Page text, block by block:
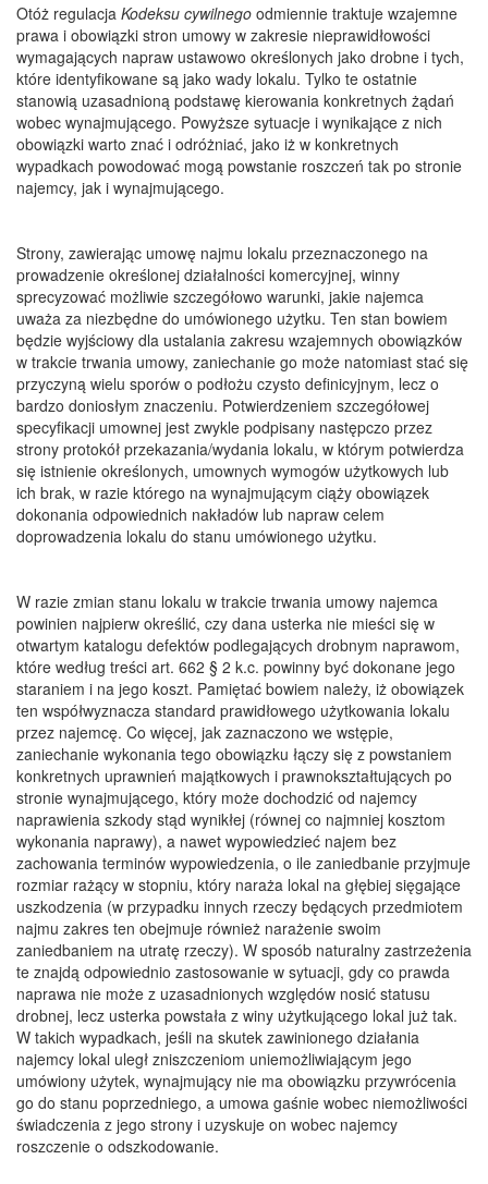
Otóż regulacja Kodeksu cywilnego odmiennie traktuje wzajemne
prawa i obowiązki stron umowy w zakresie nieprawidłowości
wymagających napraw ustawowo określonych jako drobne i tych,
które identyfikowane są jako wady lokalu. Tylko te ostatnie
stanowią uzasadnioną podstawę kierowania konkretnych żądań
wobec wynajmującego. Powyższe sytuacje i wynikające z nich
obowiązki warto znać i odróżniać, jako iż w konkretnych
wypadkach powodować mogą powstanie roszczeń tak po stronie
najemcy, jak i wynajmującego.
Strony, zawierając umowę najmu lokalu przeznaczonego na
prowadzenie określonej działalności komercyjnej, winny
sprecyzować możliwie szczegółowo warunki, jakie najemca
uważa za niezbędne do umówionego użytku. Ten stan bowiem
będzie wyjściowy dla ustalania zakresu wzajemnych obowiązków
w trakcie trwania umowy, zaniechanie go może natomiast stać się
przyczyną wielu sporów o podłożu czysto definicyjnym, lecz o
bardzo doniosłym znaczeniu. Potwierdzeniem szczegółowej
specyfikacji umownej jest zwykle podpisany następczo przez
strony protokół przekazania/wydania lokalu, w którym potwierdza
się istnienie określonych, umownych wymogów użytkowych lub
ich brak, w razie którego na wynajmującym ciąży obowiązek
dokonania odpowiednich nakładów lub napraw celem
doprowadzenia lokalu do stanu umówionego użytku.
W razie zmian stanu lokalu w trakcie trwania umowy najemca
powinien najpierw określić, czy dana usterka nie mieści się w
otwartym katalogu defektów podlegających drobnym naprawom,
które według treści art. 662 § 2 k.c. powinny być dokonane jego
staraniem i na jego koszt. Pamiętać bowiem należy, iż obowiązek
ten współwyznacza standard prawidłowego użytkowania lokalu
przez najemcę. Co więcej, jak zaznaczono we wstępie,
zaniechanie wykonania tego obowiązku łączy się z powstaniem
konkretnych uprawnień majątkowych i prawnokształtujących po
stronie wynajmującego, który może dochodzić od najemcy
naprawienia szkody stąd wynikłej (równej co najmniej kosztom
wykonania naprawy), a nawet wypowiedzieć najem bez
zachowania terminów wypowiedzenia, o ile zaniedbanie przyjmuje
rozmiar rażący w stopniu, który naraża lokal na głębiej sięgające
uszkodzenia (w przypadku innych rzeczy będących przedmiotem
najmu zakres ten obejmuje również narażenie swoim
zaniedbaniem na utratę rzeczy). W sposób naturalny zastrzeżenia
te znajdą odpowiednio zastosowanie w sytuacji, gdy co prawda
naprawa nie może z uzasadnionych względów nosić statusu
drobnej, lecz usterka powstała z winy użytkującego lokal już tak.
W takich wypadkach, jeśli na skutek zawinionego działania
najemcy lokal uległ zniszczeniom uniemożliwiającym jego
umówiony użytek, wynajmujący nie ma obowiązku przywrócenia
go do stanu poprzedniego, a umowa gaśnie wobec niemożliwości
świadczenia z jego strony i uzyskuje on wobec najemcy
roszczenie o odszkodowanie.